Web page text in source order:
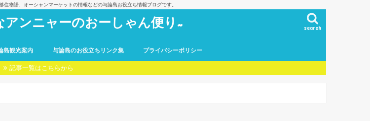
住物語、オーシャンマーケットの情報などの与論島お役立ち情報ブログです。
アンニャーのおーしゃん便り~ search
島観光案内 与論島のお役立ちリンク集 プライバシーポリシー
記事一覧はこちらから